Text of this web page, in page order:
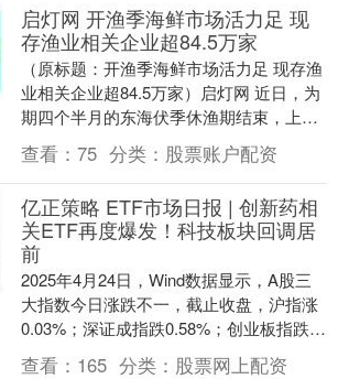
启灯网 开渔季海鲜市场活力足 现
存渔业相关企业超84.5万家
（原标题：开渔季海鲜市场活力足 现存渔
业相关企业超84.5万家）启灯网 近日，为
期四个半月的东海伏季休渔期结束，上海
崇明区三沙洪市场热闹非凡，海鲜水产区
摊位摆满....
查看： 75 分类： 股票账户配资
亿正策略 ETF市场日报 | 创新药相
关ETF再度爆发！科技板块回调居
前
2025年4月24日，Wind数据显示，A股三
大指数今日涨跌不一，截止收盘，沪指涨
0.03%；深证成指跌0.58%；创业板指跌
0.68%。沪深两市成交额1109....
查看： 165 分类： 股票网上配资